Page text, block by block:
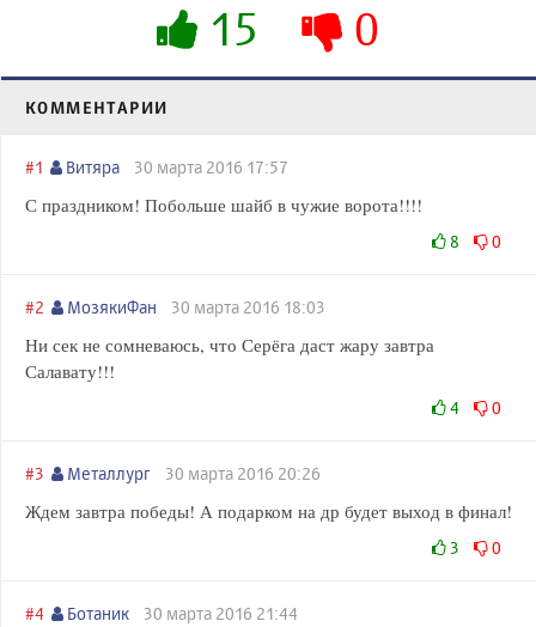
15 0
КОММЕНТАРИИ
#1 Витяра 30 марта 2016 17:57
С праздником! Побольше шайб в чужие ворота!!!!
8 0
#2 МозякиФан 30 марта 2016 18:03
Ни сек не сомневаюсь, что Серёга даст жару завтра
Салавату!!!
4 0
#3 Металлург 30 марта 2016 20:26
Ждем завтра победы! А подарком на др будет выход в финал!
3 0
#4 Ботаник 30 марта 2016 21:44